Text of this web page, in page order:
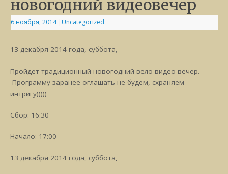
новогодний видеовечер
6 ноября, 2014 | Uncategorized
13 декабря 2014 года, суббота,
Пройдет традиционный новогодний вело-видео-вечер.
Программу заранее оглашать не будем, схраняем
интригу)))))
Сбор: 16:30
Начало: 17:00
13 декабря 2014 года, суббота,